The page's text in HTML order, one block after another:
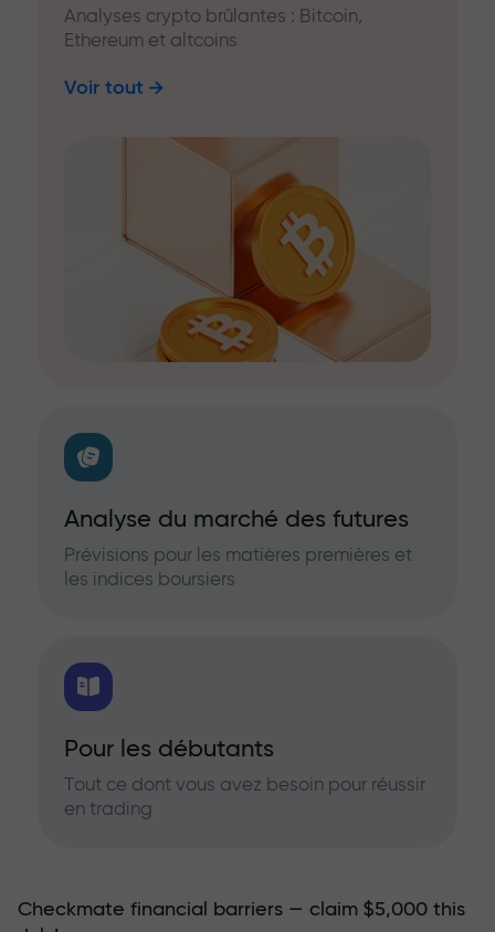
Analyses crypto brûlantes : Bitcoin,
Ethereum et altcoins
Voir tout
Analyse du marché des futures
Prévisions pour les matières premières et
les indices boursiers
Pour les débutants
Tout ce dont vous avez besoin pour réussir
en trading
Checkmate financial barriers — claim $5,000 this